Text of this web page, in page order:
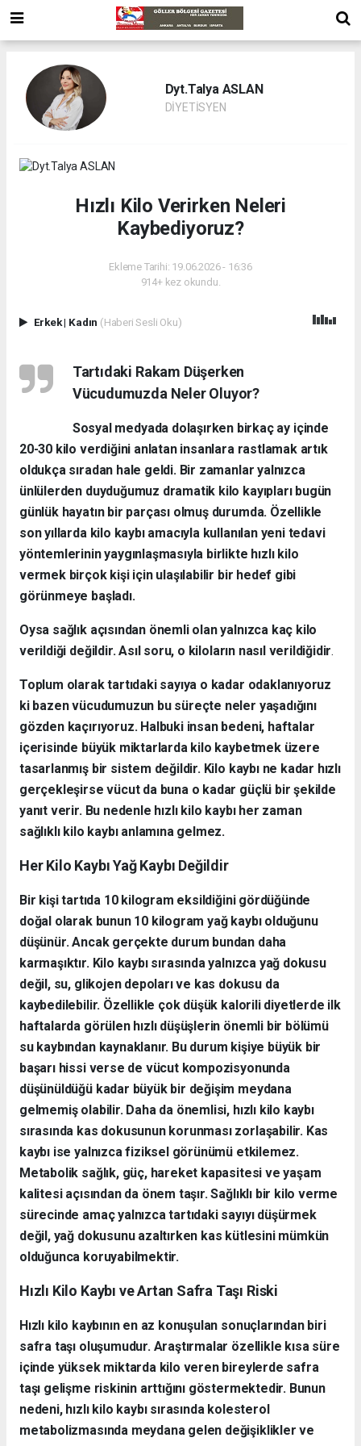
Dyt.Talya ASLAN
DİYETİSYEN
Hızlı Kilo Verirken Neleri
Kaybediyoruz?
Ekleme Tarihi: 19.06.2026 - 16:36
914+ kez okundu.
Erkek| Kadın (Haberi Sesli Oku)
Tartıdaki Rakam Düşerken
Vücudumuzda Neler Oluyor?
Sosyal medyada dolaşırken birkaç ay içinde
20-30 kilo verdiğini anlatan insanlara rastlamak artık
oldukça sıradan hale geldi. Bir zamanlar yalnızca
ünlülerden duyduğumuz dramatik kilo kayıpları bugün
günlük hayatın bir parçası olmuş durumda. Özellikle
son yıllarda kilo kaybı amacıyla kullanılan yeni tedavi
yöntemlerinin yaygınlaşmasıyla birlikte hızlı kilo
vermek birçok kişi için ulaşılabilir bir hedef gibi
görünmeye başladı.
Oysa sağlık açısından önemli olan yalnızca kaç kilo
verildiği değildir. Asıl soru, o kiloların nasıl verildiğidir.
Toplum olarak tartıdaki sayıya o kadar odaklanıyoruz
ki bazen vücudumuzun bu süreçte neler yaşadığını
gözden kaçırıyoruz. Halbuki insan bedeni, haftalar
içerisinde büyük miktarlarda kilo kaybetmek üzere
tasarlanmış bir sistem değildir. Kilo kaybı ne kadar hızlı
gerçekleşirse vücut da buna o kadar güçlü bir şekilde
yanıt verir. Bu nedenle hızlı kilo kaybı her zaman
sağlıklı kilo kaybı anlamına gelmez.
Her Kilo Kaybı Yağ Kaybı Değildir
Bir kişi tartıda 10 kilogram eksildiğini gördüğünde
doğal olarak bunun 10 kilogram yağ kaybı olduğunu
düşünür. Ancak gerçekte durum bundan daha
karmaşıktır. Kilo kaybı sırasında yalnızca yağ dokusu
değil, su, glikojen depoları ve kas dokusu da
kaybedilebilir. Özellikle çok düşük kalorili diyetlerde ilk
haftalarda görülen hızlı düşüşlerin önemli bir bölümü
su kaybından kaynaklanır. Bu durum kişiye büyük bir
başarı hissi verse de vücut kompozisyonunda
düşünüldüğü kadar büyük bir değişim meydana
gelmemiş olabilir. Daha da önemlisi, hızlı kilo kaybı
sırasında kas dokusunun korunması zorlaşabilir. Kas
kaybı ise yalnızca fiziksel görünümü etkilemez.
Metabolik sağlık, güç, hareket kapasitesi ve yaşam
kalitesi açısından da önem taşır. Sağlıklı bir kilo verme
sürecinde amaç yalnızca tartıdaki sayıyı düşürmek
değil, yağ dokusunu azaltırken kas kütlesini mümkün
olduğunca koruyabilmektir.
Hızlı Kilo Kaybı ve Artan Safra Taşı Riski
Hızlı kilo kaybının en az konuşulan sonuçlarından biri
safra taşı oluşumudur. Araştırmalar özellikle kısa süre
içinde yüksek miktarda kilo veren bireylerde safra
taşı gelişme riskinin arttığını göstermektedir. Bunun
nedeni, hızlı kilo kaybı sırasında kolesterol
metabolizmasında meydana gelen değişiklikler ve